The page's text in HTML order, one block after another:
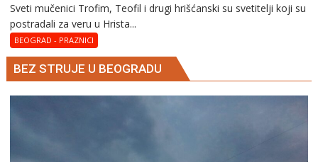
Sveti mučenici Trofim, Teofil i drugi hrišćanski su svetitelji koji su
postradali za veru u Hrista...
BEOGRAD - PRAZNICI
BEZ STRUJE U BEOGRADU